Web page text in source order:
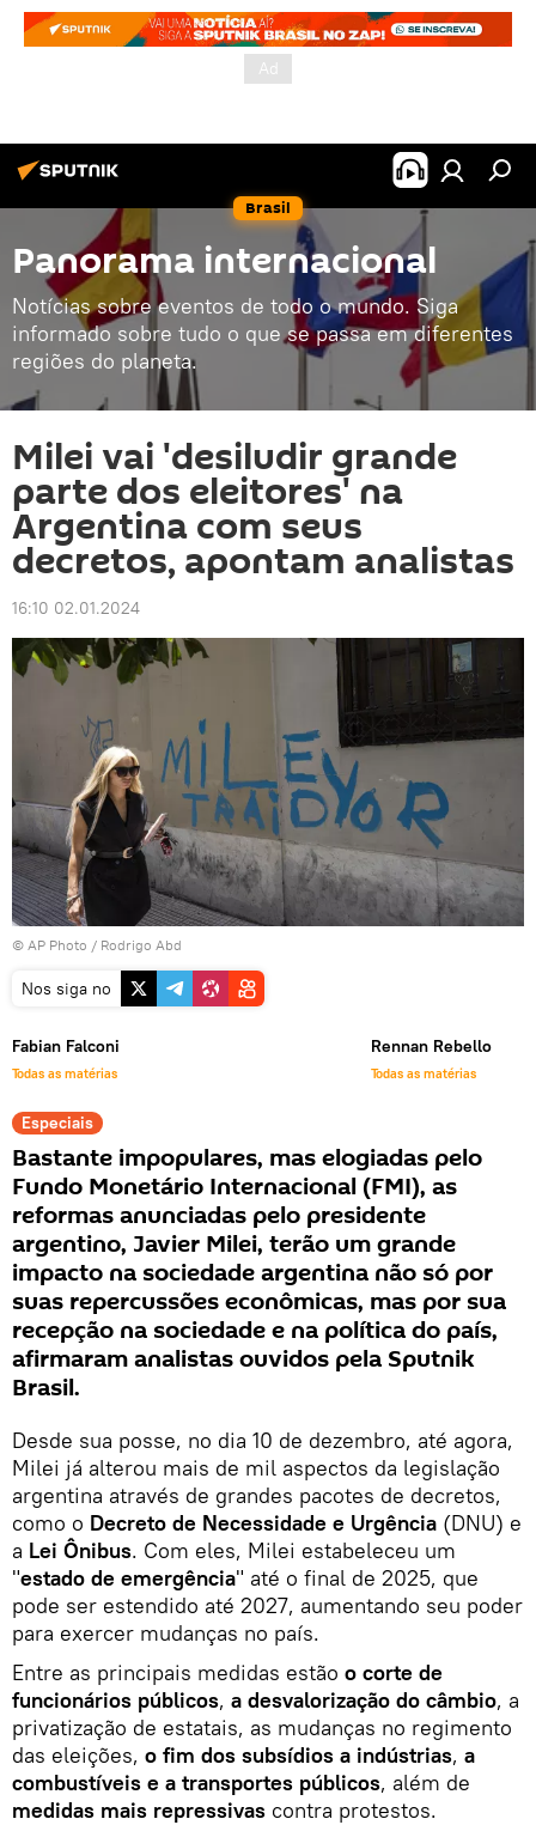
Brasil
Panorama internacional
Notícias sobre eventos de todo o mundo. Siga
informado sobre tudo o que se passa em diferentes
regiões do planeta.
Milei vai 'desiludir grande
parte dos eleitores' na
Argentina com seus
decretos, apontam analistas
16:10 02.01.2024
© AP Photo / Rodrigo Abd
Nos siga no
Fabian Falconi
Todas as matérias
Rennan Rebello
Todas as matérias
Especiais
Bastante impopulares, mas elogiadas pelo
Fundo Monetário Internacional (FMI), as
reformas anunciadas pelo presidente
argentino, Javier Milei, terão um grande
impacto na sociedade argentina não só por
suas repercussões econômicas, mas por sua
recepção na sociedade e na política do país,
afirmaram analistas ouvidos pela Sputnik
Brasil.
Desde sua posse, no dia 10 de dezembro, até agora,
Milei já alterou mais de mil aspectos da legislação
argentina através de grandes pacotes de decretos,
como o Decreto de Necessidade e Urgência (DNU) e
a Lei Ônibus. Com eles, Milei estabeleceu um
"estado de emergência" até o final de 2025, que
pode ser estendido até 2027, aumentando seu poder
para exercer mudanças no país.
Entre as principais medidas estão o corte de
funcionários públicos, a desvalorização do câmbio, a
privatização de estatais, as mudanças no regimento
das eleições, o fim dos subsídios a indústrias, a
combustíveis e a transportes públicos, além de
medidas mais repressivas contra protestos.